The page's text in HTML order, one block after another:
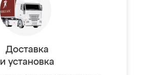
Доставка
и установка